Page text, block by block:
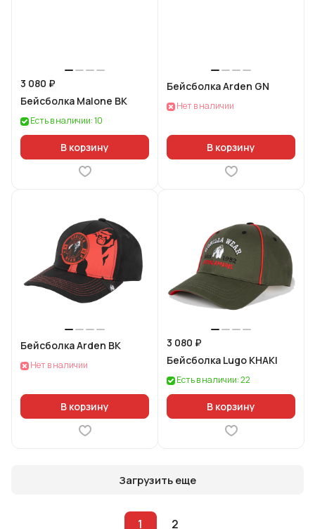
3 080 ₽
Бейсболка Malone BK
Есть в наличии: 10
В корзину
Бейсболка Arden GN
Нет в наличии
В корзину
Бейсболка Arden BK
Нет в наличии
В корзину
3 080 ₽
Бейсболка Lugo KHAKI
Есть в наличии: 22
В корзину
Загрузить еще
1 2